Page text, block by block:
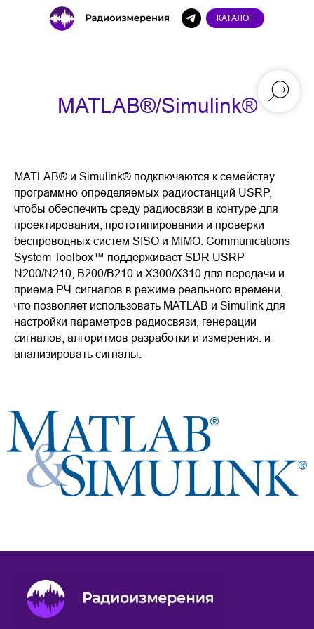
КАТАЛОГ
MATLAB®/Simulink®
MATLAB® и Simulink® подключаются к семейству
программно-определяемых радиостанций USRP,
чтобы обеспечить среду радиосвязи в контуре для
проектирования, прототипирования и проверки
беспроводных систем SISO и MIMO. Communications
System Toolbox™ поддерживает SDR USRP
N200/N210, B200/B210 и X300/X310 для передачи и
приема РЧ-сигналов в режиме реального времени,
что позволяет использовать MATLAB и Simulink для
настройки параметров радиосвязи, генерации
сигналов, алгоритмов разработки и измерения. и
анализировать сигналы.